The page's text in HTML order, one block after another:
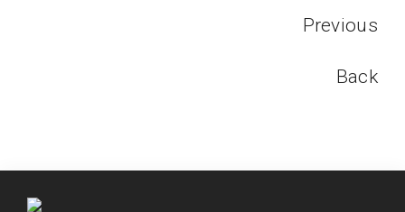
Previous
Back